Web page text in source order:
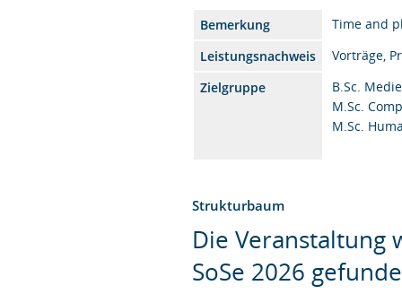
Bemerkung
Time and
Leistungsnachweis
Vorträge,
Zielgruppe
B.Sc.
M.Sc.
M.Sc.
Strukturbaum
Die Veranstaltung
SoSe 2026